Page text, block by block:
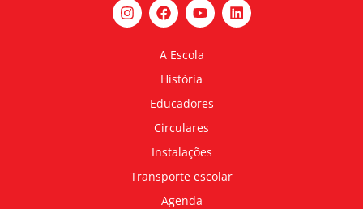
A Escola
História
Educadores
Circulares
Instalações
Transporte escolar
Agenda